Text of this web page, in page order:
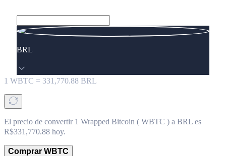
BRL
1 WBTC = 331,770.88 BRL
El precio de convertir 1 Wrapped Bitcoin ( WBTC ) a BRL es
R$331,770.88 hoy.
Comprar WBTC